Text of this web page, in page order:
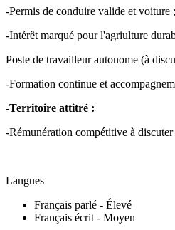
-Permis de conduire valide et voiture ;
-Intérêt marqué pour l'agriulture
Poste de travailleur autonome (à
-Formation continue et
-Territoire attitré :
-Rémunération compétitive à
Langues
Français parlé - Élevé
Français écrit - Moyen